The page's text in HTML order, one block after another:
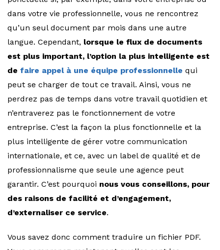
dans votre vie professionnelle, vous ne rencontrez
qu’un seul document par mois dans une autre
langue. Cependant, lorsque le flux de documents
est plus important, l’option la plus intelligente est
de faire appel à une équipe professionnelle qui
peut se charger de tout ce travail. Ainsi, vous ne
perdrez pas de temps dans votre travail quotidien et
n’entraverez pas le fonctionnement de votre
entreprise. C’est la façon la plus fonctionnelle et la
plus intelligente de gérer votre communication
internationale, et ce, avec un label de qualité et de
professionnalisme que seule une agence peut
garantir. C’est pourquoi nous vous conseillons, pour
des raisons de facilité et d’engagement,
d’externaliser ce service.
Vous savez donc comment traduire un fichier PDF.